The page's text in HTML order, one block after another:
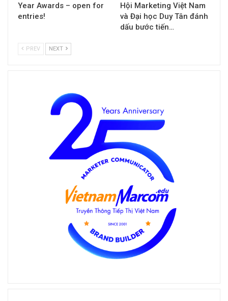
Year Awards – open for
entries!
Hội Marketing Việt Nam
và Đại học Duy Tân đánh
dấu bước tiến…
PREV NEXT